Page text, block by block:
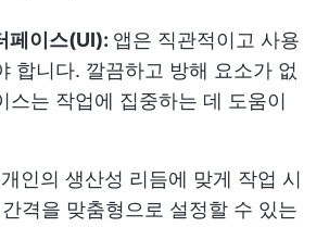
페이스(UI): 앱은 직관적이고 사용
합니다. 깔끔하고 방해 요소가 없
스는 작업에 집중하는 데 도움이
개인의 생산성 리듬에 맞게 작업 시
격을 맞춤형으로 설정할 수 있는